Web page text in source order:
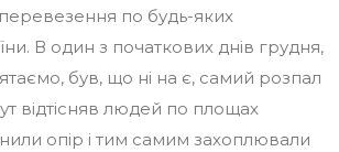
по будь-яких
В один з початкових днів грудня,
був, що ні на є, самий розпал
відтісняв людей по площах
опір і тим самим захоплювали